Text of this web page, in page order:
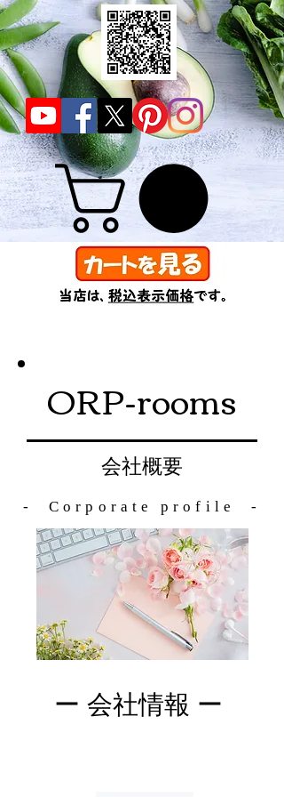
ORP-rooms
会社概要
- Corporate profile -
ー 会社情報 ー